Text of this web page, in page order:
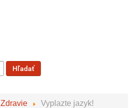
Hľadať
Zdravie Vyplazte jazyk!